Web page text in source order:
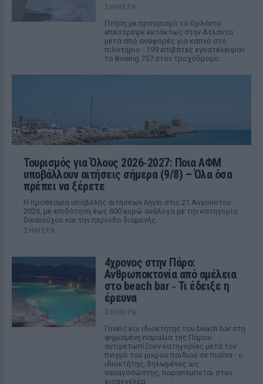
ΣΉΜΕΡΑ
Πτήση με προορισμό το Ορλάντο
επέστρεψε εκτάκτως στην Ατλάντα
μετά από αναφορές για καπνό στο
πιλοτήριο - 199 επιβάτες εγκατέλειψαν
το Boeing 757 στον τροχόδρομο.
Τουρισμός για Όλους 2026‑2027: Ποια ΑΦΜ
υποβάλλουν αιτήσεις σήμερα (9/8) – Όλα όσα
πρέπει να ξέρετε
Η προθεσμία υποβολής αιτήσεων λήγει στις 21 Αυγούστου
2026, με επιδότηση έως 600 ευρώ ανάλογα με την κατηγορία
δικαιούχου και την περίοδο διαμονής.
ΣΉΜΕΡΑ
4χρονος στην Πάρο:
Ανθρωποκτονία από αμέλεια
στο beach bar ‑ Τι έδειξε η
έρευνα
ΣΉΜΕΡΑ
Γονείς και ιδιοκτήτης του beach bar στη
φημισμένη παραλία της Πάρου
αντιμετωπίζουν κατηγορίες μετά τον
πνιγμό του μικρού παιδιού σε πισίνα - ο
ιδιοκτήτης, δηλωμένος ως
ναυαγοσώστης, παραπέμπεται στον
εισαγγελέα